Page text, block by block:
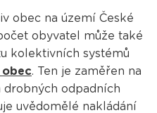
obec na území České
obyvatel může také
kolektivních systémů
obec. Ten je zaměřen na
odpadních
uvědomělé nakládání